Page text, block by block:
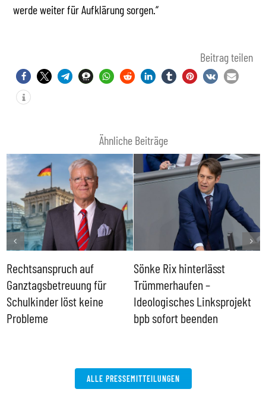
werde weiter für Aufklärung sorgen.“
Beitrag teilen
Ähnliche Beiträge
Rechtsanspruch auf
Ganztagsbetreuung für
Schulkinder löst keine
Probleme
Sönke Rix hinterlässt
Trümmerhaufen –
Ideologisches Linksprojekt
bpb sofort beenden
ALLE PRESSEMITTEILUNGEN